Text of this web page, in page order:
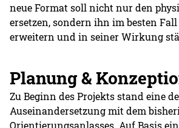
neue Format soll nicht nur den
ersetzen, sondern ihn im besten
erweitern und in seiner Wirkung
Planung &
Zu Beginn des Projekts stand eine
Auseinandersetzung mit dem
Orientierungsanlasses. Auf Basis